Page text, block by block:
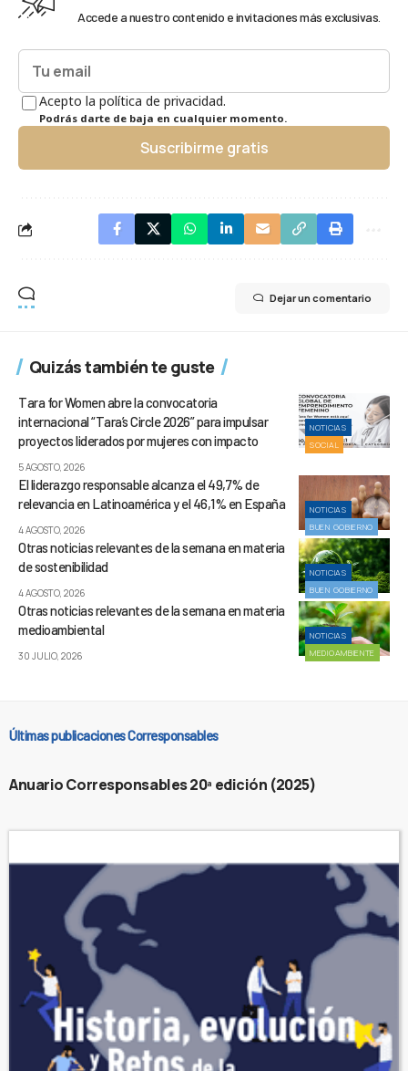
Accede a nuestro contenido e invitaciones más exclusivas.
Acepto la política de privacidad.
Podrás darte de baja en cualquier momento.
Suscribirme gratis
Dejar un comentario
Quizás también te guste
NOTICIAS
SOCIAL
Tara for Women abre la convocatoria
internacional “Tara’s Circle 2026” para impulsar
proyectos liderados por mujeres con impacto
5 AGOSTO, 2026
NOTICIAS
BUEN GOBIERNO
El liderazgo responsable alcanza el 49,7% de
relevancia en Latinoamérica y el 46,1% en España
4 AGOSTO, 2026
NOTICIAS
BUEN GOBIERNO
Otras noticias relevantes de la semana en materia
de sostenibilidad
4 AGOSTO, 2026
NOTICIAS
MEDIOAMBIENTE
Otras noticias relevantes de la semana en materia
medioambiental
30 JULIO, 2026
Últimas publicaciones Corresponsables
Anuario Corresponsables 20ª edición (2025)